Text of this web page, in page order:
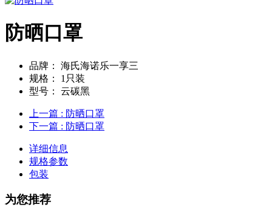
防晒口罩
品牌：
海氏海诺乐一享三
规格：
1只装
型号：
云碳黑
上一篇 : 防晒口罩
下一篇 : 防晒口罩
详细信息
规格参数
包装
为您推荐